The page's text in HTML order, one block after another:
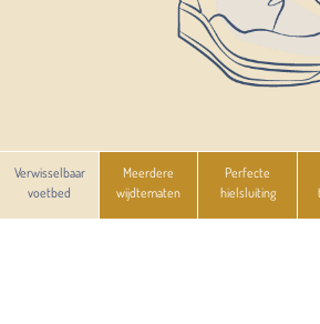
Verwisselbaar
voetbed
Meerdere
wijdtematen
Perfecte
hielsluiting